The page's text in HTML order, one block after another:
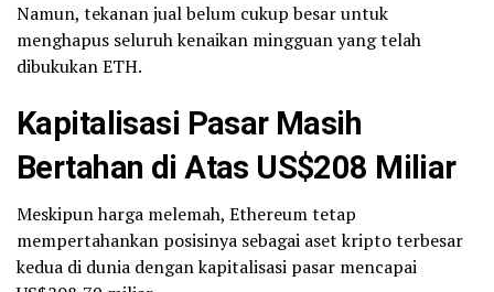
Namun, tekanan jual belum cukup besar untuk
menghapus seluruh kenaikan mingguan yang telah
dibukukan ETH.
Kapitalisasi Pasar Masih
Bertahan di Atas US$208 Miliar
Meskipun harga melemah, Ethereum tetap
mempertahankan posisinya sebagai aset kripto terbesar
kedua di dunia dengan kapitalisasi pasar mencapai